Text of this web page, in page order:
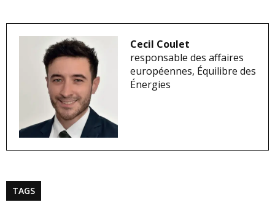
Cecil Coulet
responsable des affaires
européennes, Équilibre des
Énergies
TAGS